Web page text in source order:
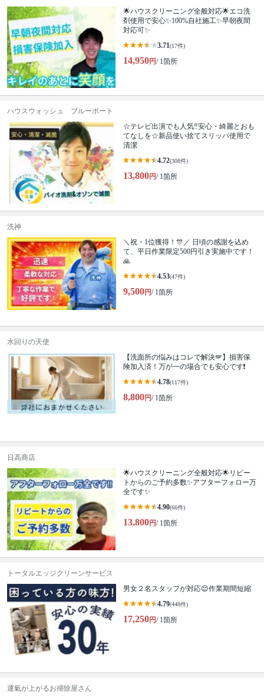
🌟ハウスクリーニング全般対応🌟エコ洗
剤使用で安心✨100%自社施工✨早朝夜間
対応可✨
3.71(17件)
14,950円/ 1箇所
ハウスウォッシュ ブルーポート
☆テレビ出演でも人気‼安心・綺麗とおも
てなしを☆新品使い捨てスリッパ使用で
清潔
4.72(308件)
13,800円/ 1箇所
洗神
＼祝・1位獲得！🎊／ 日頃の感謝を込め
て、平日作業限定500円引き実施中です！
🙏
4.53(47件)
9,500円/ 1箇所
水回りの天使
【洗面所の悩みはコレで解決🪽】損害保
険加入済！万が一の場合でも安心です❗️
4.78(117件)
8,800円/ 1箇所
日高商店
🌟ハウスクリーニング全般対応🌟リピー
トからのご予約多数✨アフターフォロー万
全です✨
4.90(66件)
13,800円/ 1箇所
トータルエッジクリーンサービス
男女２名スタッフが対応😌作業期間短縮
4.79(448件)
17,250円/ 1箇所
運氣が上がるお掃除屋さん